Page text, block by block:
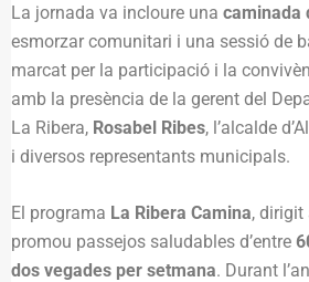
La jornada va incloure una caminada
esmorzar comunitari i una sessió de
marcat per la participació i la
amb la presència de la gerent del
La Ribera, Rosabel Ribes, l’alcalde
i diversos representants municipals.
El programa La Ribera Camina, dirigit
promou passejos saludables d’entre
dos vegades per setmana. Durant